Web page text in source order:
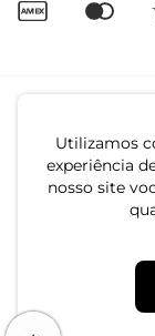
Utilizamos
experiência
nosso site
Av. Maria